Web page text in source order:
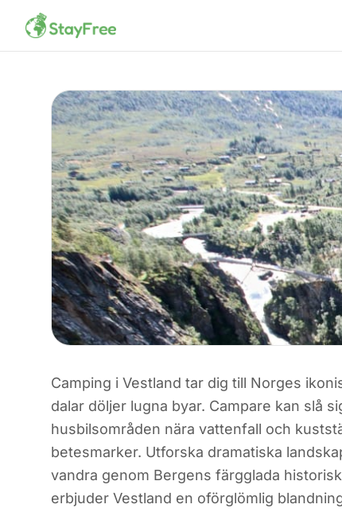
Camping i Vestland tar dig till Norges
dalar döljer lugna byar. Campare kan slå
husbilsområden nära vattenfall och
betesmarker. Utforska dramatiska
vandra genom Bergens färgglada
erbjuder Vestland en oförglömlig